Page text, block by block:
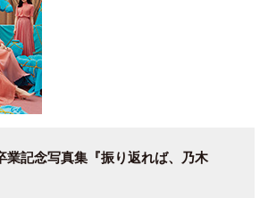
業記念写真集『振り返れば、乃木